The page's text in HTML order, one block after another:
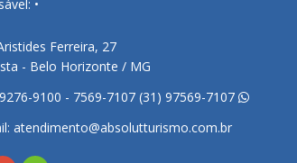
•
Ferreira, 27
- Belo Horizonte / MG
9100 - 7569-7107 (31) 97569-7107
atendimento@absolutturismo.com.br